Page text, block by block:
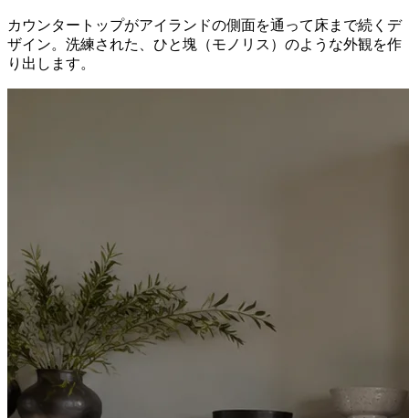
カウンタートップがアイランドの側面を通って床まで続くデ
ザイン。洗練された、ひと塊（モノリス）のような外観を作
り出します。